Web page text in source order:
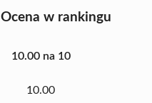
Ocena w rankingu
10.00 na 10
10.00